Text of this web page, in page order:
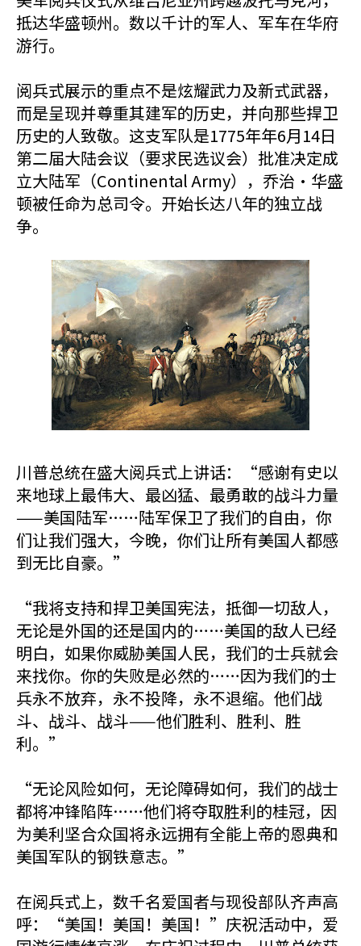
抵达华盛顿州。 数以千计的军人、军车在华府
游行。
阅兵式展示的重点不是炫耀武力及新式武器，
而是呈现并尊重其建军的历史，并向那些捍卫
历史的人致敬。这支军队是1775年年6月14日
第二届大陆会议（要求民选议会）批准决定成
立大陆军（Continental Army），乔治·华盛
顿被任命为总司令。开始长达八年的独立战
争。
川普总统在盛大阅兵式上讲话：“感谢有史以
来地球上最伟大、最凶猛、最勇敢的战斗力量
——美国陆军……陆军保卫了我们的自由，你
们让我们强大，今晚，你们让所有美国人都感
到无比自豪。”
“我将支持和捍卫美国宪法，抵御一切敌人，
无论是外国的还是国内的……美国的敌人已经
明白，如果你威胁美国人民，我们的士兵就会
来找你。你的失败是必然的……因为我们的士
兵永不放弃，永不投降，永不退缩。他们战
斗、战斗、战斗——他们胜利、胜利、胜
利。”
“无论风险如何，无论障碍如何，我们的战士
都将冲锋陷阵……他们将夺取胜利的桂冠，因
为美利坚合众国将永远拥有全能上帝的恩典和
美国军队的钢铁意志。”
在阅兵式上，数千名爱国者与现役部队齐声高
呼：“美国！美国！美国！”庆祝活动中，爱